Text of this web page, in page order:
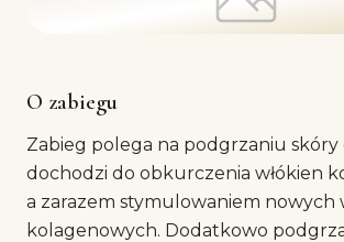
O zabiegu
Zabieg polega na podgrzaniu skóry
dochodzi do obkurczenia włókien
a zarazem stymulowaniem nowych
kolagenowych. Dodatkowo